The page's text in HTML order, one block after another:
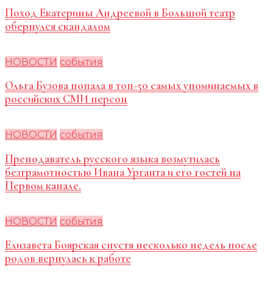
Поход Екатерины Андреевой в Большой театр
обернулся скандалом
НОВОСТИ события
Ольга Бузова попала в топ-50 самых упоминаемых в
российских СМИ персон
НОВОСТИ события
Преподаватель русского языка возмутилась
безграмотностью Ивана Урганта и его гостей на
Первом канале.
НОВОСТИ события
Елизавета Боярская спустя несколько недель после
родов вернулась к работе